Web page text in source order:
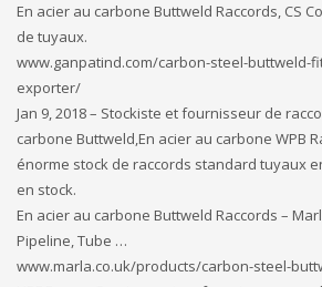
En acier au carbone Buttweld Raccords, CS
de tuyaux.
www.ganpatind.com/carbon-steel-buttweld-
exporter/
Jan 9, 2018 – Stockiste et fournisseur de
carbone Buttweld,En acier au carbone WPB
énorme stock de raccords standard tuyaux
en stock.
En acier au carbone Buttweld Raccords –
Pipeline, Tube …
www.marla.co.uk/products/carbon-steel-